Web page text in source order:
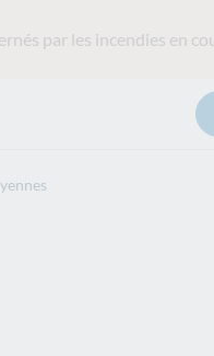
par les incendies en